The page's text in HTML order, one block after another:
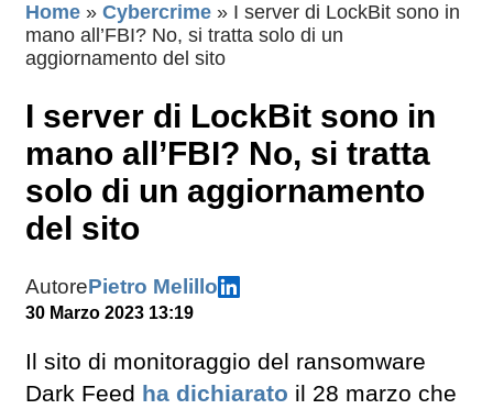
Home » Cybercrime » I server di LockBit sono in
mano all’FBI? No, si tratta solo di un
aggiornamento del sito
I server di LockBit sono in
mano all’FBI? No, si tratta
solo di un aggiornamento
del sito
AutorePietro Melillo
30 Marzo 2023 13:19
Il sito di monitoraggio del ransomware
Dark Feed ha dichiarato il 28 marzo che